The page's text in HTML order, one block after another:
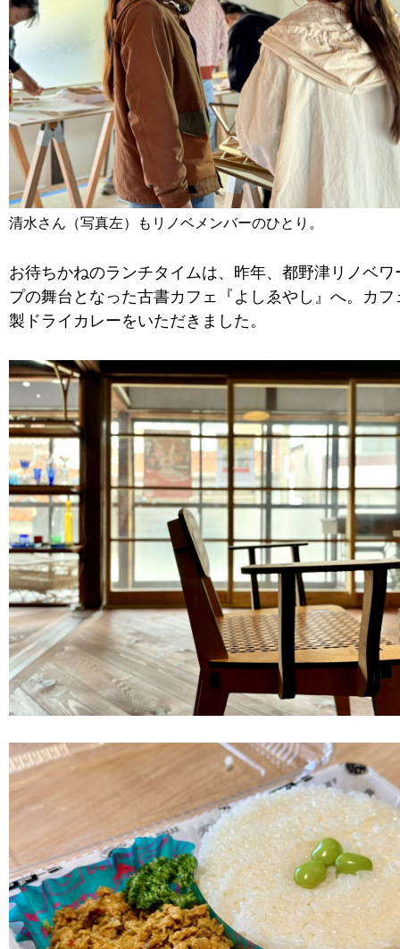
清水さん（写真左）もリノベメンバーのひとり。
お待ちかねのランチタイムは、昨年、都野津リノベワ
プの舞台となった古書カフェ『よしゑやし』へ。カフ
製ドライカレーをいただきました。